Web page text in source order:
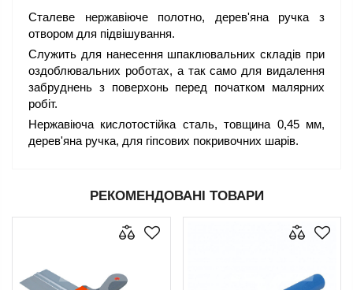
Сталеве нержавіюче полотно, дерев'яна ручка з
отвором для підвішування.
Служить для нанесення шпаклювальних складів при
оздоблювальних роботах, а так само для видалення
забруднень з поверхонь перед початком малярних
робіт.
Нержавіюча кислотостійка сталь, товщина 0,45 мм,
дерев'яна ручка, для гіпсових покривочних шарів.
РЕКОМЕНДОВАНІ ТОВАРИ